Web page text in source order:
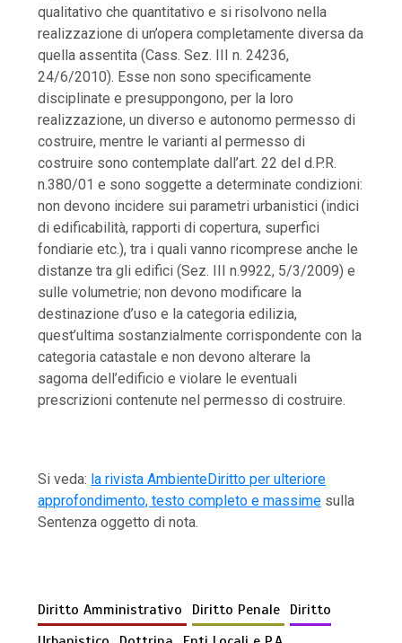
qualitativo che quantitativo e si risolvono nella
realizzazione di un’opera completamente diversa da
quella assentita (Cass. Sez. III n. 24236,
24/6/2010). Esse non sono specificamente
disciplinate e presuppongono, per la loro
realizzazione, un diverso e autonomo permesso di
costruire, mentre le varianti al permesso di
costruire sono contemplate dall’art. 22 del d.P.R.
n.380/01 e sono soggette a determinate condizioni:
non devono incidere sui parametri urbanistici (indici
di edificabilità, rapporti di copertura, superfici
fondiarie etc.), tra i quali vanno ricomprese anche le
distanze tra gli edifici (Sez. III n.9922, 5/3/2009) e
sulle volumetrie; non devono modificare la
destinazione d’uso e la categoria edilizia,
quest’ultima sostanzialmente corrispondente con la
categoria catastale e non devono alterare la
sagoma dell’edificio e violare le eventuali
prescrizioni contenute nel permesso di costruire.
Si veda: la rivista AmbienteDiritto per ulteriore
approfondimento, testo completo e massime sulla
Sentenza oggetto di nota.
Diritto Amministrativo Diritto Penale Diritto